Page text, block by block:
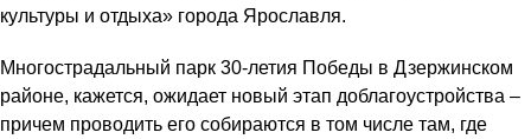
культуры и отдыха» города Ярославля.
Многострадальный парк 30-летия Победы в Дзержинском
районе, кажется, ожидает новый этап доблагоустройства –
причем проводить его собираются в том числе там, где